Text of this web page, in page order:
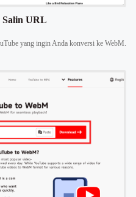
Salin URL
yang ingin Anda konversi ke WebM.